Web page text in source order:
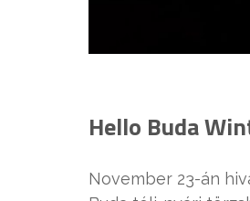
Hello Buda
November 23-án